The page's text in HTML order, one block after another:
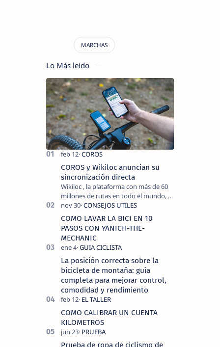
Lo Más leido
COROS y Wikiloc anuncian su
sincronización directa
Wikiloc , la plataforma con más de 60
millones de rutas en todo el mundo, y
COROS , marca de dispositivos GPS
reconocida mundialmente por su
tecnolo…
COMO LAVAR LA BICI EN 10
PASOS CON YANICH-THE-
MECHANIC
La posición correcta sobre la
bicicleta de montaña: guía
completa para mejorar control,
comodidad y rendimiento
COMO CALIBRAR UN CUENTA
KILOMETROS
Prueba de ropa de ciclismo de